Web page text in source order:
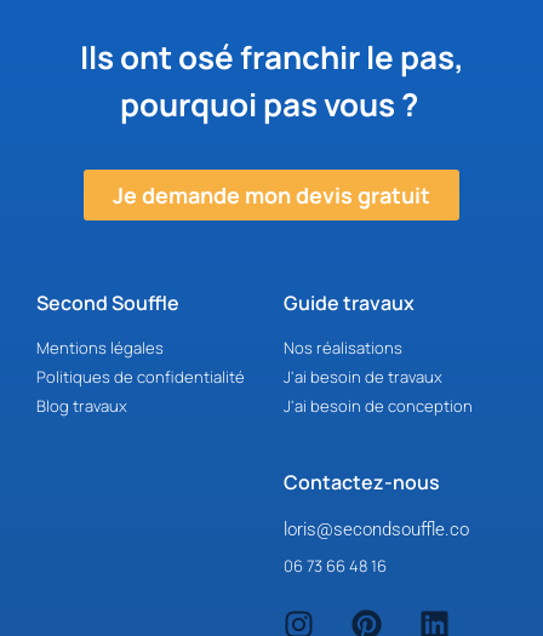
Ils ont osé franchir le pas,
pourquoi pas vous ?
Je demande mon devis gratuit
Guide travaux
Nos réalisations
J'ai besoin de travaux
J'ai besoin de conception
Second Souffle
Mentions légales
Politiques de confidentialité
Blog travaux
Contactez-nous
loris@secondsouffle.co
06 73 66 48 16